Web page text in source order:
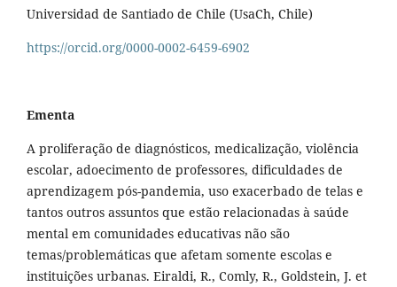
Universidad de Santiado de Chile (UsaCh, Chile)
https://orcid.org/0000-0002-6459-6902
Ementa
A proliferação de diagnósticos, medicalização, violência
escolar, adoecimento de professores, dificuldades de
aprendizagem pós-pandemia, uso exacerbado de telas e
tantos outros assuntos que estão relacionadas à saúde
mental em comunidades educativas não são
temas/problemáticas que afetam somente escolas e
instituições urbanas. Eiraldi, R., Comly, R., Goldstein, J. et